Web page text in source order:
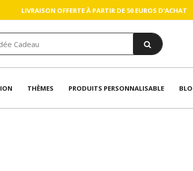
LIVRAISON OFFERTE À PARTIR DE 50 EUROS D'ACHAT
THÈMES PRODUITS PERSONNALISABLE